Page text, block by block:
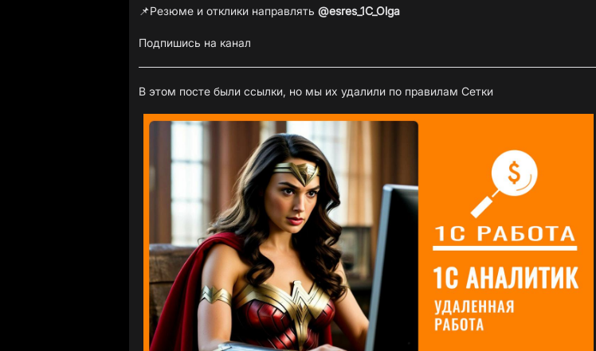
📌Резюме и отклики направлять @esres_1C_Olga
Подпишись на канал
В этом посте были ссылки, но мы их удалили по правилам Сетки